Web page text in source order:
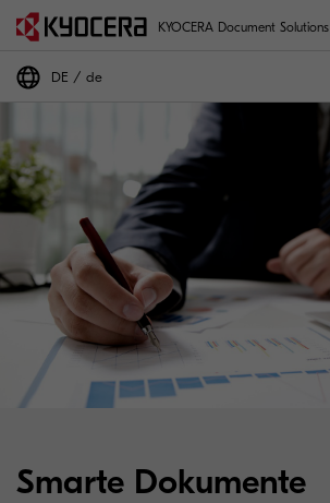
KYOCERA Document Solutions
DE de
Smarte Dokumente